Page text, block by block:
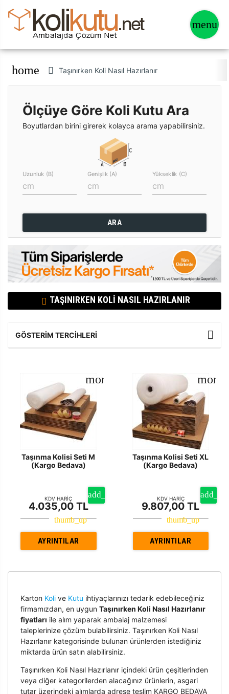
home Taşınırken Koli Nasıl Hazırlanır
Ölçüye Göre Koli Kutu Ara
Boyutlardan birini girerek kolayca arama yapabilirsiniz.
Uzunluk (B) Genişlik (A) Yükseklik (C)
ARA
TAŞINIRKEN KOLI NASIL HAZIRLANIR
GÖSTERIM TERCIHLERI
Taşınma Kolisi Seti M
(Kargo Bedava)
KDV HARİÇ
4.035,00 TL
AYRINTILAR
Taşınma Kolisi Seti XL
(Kargo Bedava)
KDV HARİÇ
9.807,00 TL
AYRINTILAR
Karton Kolive Kutu ihtiyaçlarınızı tedarik edebileceğiniz
firmamızdan, en uygun Taşınırken Koli Nasıl Hazırlanır
fiyatları ile alım yaparak ambalaj malzemesi
taleplerinize çözüm bulabilirsiniz. Taşınırken Koli Nasıl
Hazırlanır kategorisinde bulunan ürünlerden istediğiniz
miktarda ürün satın alabilirsiniz.
Taşınırken Koli Nasıl Hazırlanır içindeki ürün çeşitlerinden
veya diğer kategorilerden alacağınız ürünlerin, asgari
tutar üzerindeki alımlarda adrese teslim KARGO BEDAVA